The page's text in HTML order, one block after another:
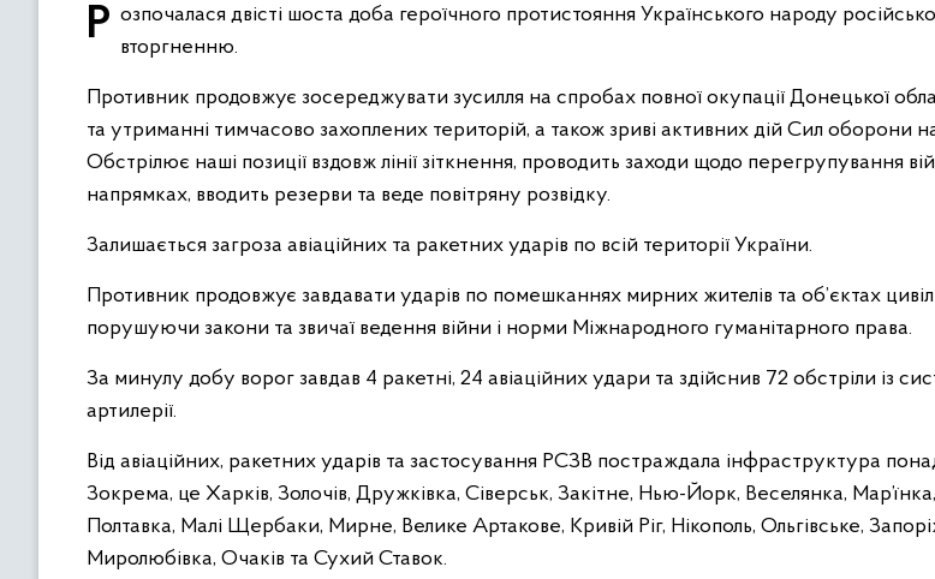
Розпочалася двісті шоста доба героїчного протистояння Українського народу російському воєнному вторгненню.
Противник продовжує зосереджувати зусилля на спробах повної окупації Донецької
та утриманні тимчасово захоплених територій, а також зриві активних дій Сил оборони
Обстрілює наші позиції вздовж лінії зіткнення, проводить заходи щодо перегрупування
напрямках, вводить резерви та веде повітряну розвідку.
Залишається загроза авіаційних та ракетних ударів по всій території України.
Противник продовжує завдавати ударів по помешканнях мирних жителів та об’єктах
порушуючи закони та звичаї ведення війни і норми Міжнародного гуманітарного права.
За минулу добу ворог завдав 4 ракетні, 24 авіаційних удари та здійснив 72 обстріли із
артилерії.
Від авіаційних, ракетних ударів та застосування РСЗВ постраждала інфраструктура
Зокрема, це Харків, Золочів, Дружківка, Сіверськ, Закітне, Нью-Йорк, Веселянка,
Полтавка, Малі Щербаки, Мирне, Велике Артакове, Кривій Ріг, Нікополь, Ольгівське,
Миролюбівка, Очаків та Сухий Ставок.